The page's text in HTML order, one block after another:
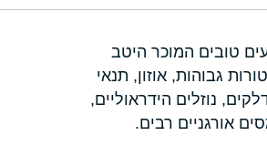
טובים המוכר היטב
גבוהות, אוזון, תנאי
נוזלים הידראוליים,
אורגניים רבים.